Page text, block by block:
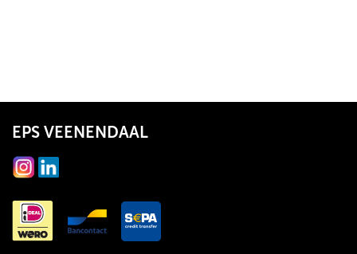
EPS VEENENDAAL